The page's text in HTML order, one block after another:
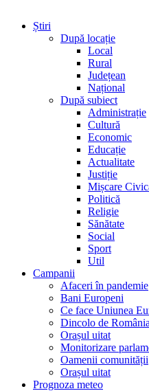
Știri
După locație
Local
Rural
Județean
Național
După subiect
Administrație
Cultură
Economic
Educație
Actualitate
Justiție
Mișcare
Politică
Religie
Sănătate
Social
Sport
Util
Campanii
Afaceri în pandemie
Bani Europeni
Ce face Uniunea
Dincolo de România
Orașul uitat
Monitorizare
Oamenii comunității
Orașul uitat
Prognoza meteo